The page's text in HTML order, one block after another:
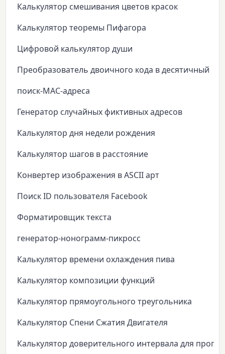
Калькулятор смешивания цветов красок
Калькулятор теоремы Пифагора
Цифровой калькулятор души
Преобразователь двоичного кода в десятичный
поиск-MAC-адреса
Генератор случайных фиктивных адресов
Калькулятор дня недели рождения
Калькулятор шагов в расстояние
Конвертер изображения в ASCII арт
Поиск ID пользователя Facebook
Форматировщик текста
генератор-нонограмм-пикросс
Калькулятор времени охлаждения пива
Калькулятор композиции функций
Калькулятор прямоугольного треугольника
Калькулятор Спени Сжатия Двигателя
Калькулятор доверительного интервала для